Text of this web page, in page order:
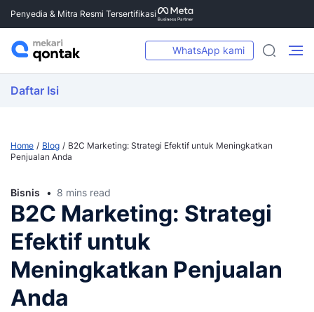
Penyedia & Mitra Resmi Tersertifikasi
WhatsApp kami
Daftar Isi
Home Blog
B2C Marketing: Strategi Efektif untuk Meningkatkan
Penjualan Anda
Bisnis 8 mins read
B2C Marketing: Strategi
Efektif untuk
Meningkatkan Penjualan
Anda